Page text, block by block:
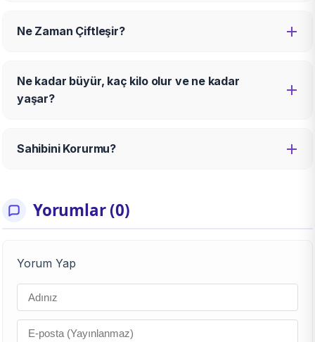
Ne Zaman Çiftleşir?
Ne kadar büyür, kaç kilo olur ve ne kadar
yaşar?
Sahibini Korurmu?
Yorumlar (0)
Yorum Yap